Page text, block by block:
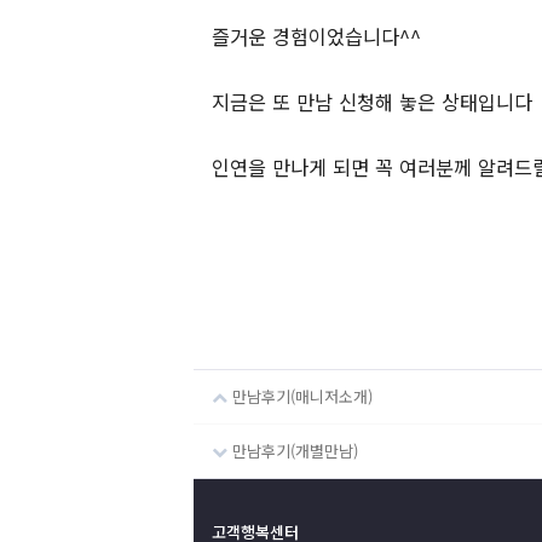
즐거운 경험이었습니다^^
지금은 또 만남 신청해 놓은 상태입니다
인연을 만나게 되면 꼭 여러분께 알려드
만남후기(매니저소개)
만남후기(개별만남)
고객행복센터